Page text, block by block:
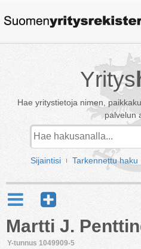
Yritys
Hae yritystietoja nimen,
palvelun
Sijaintisi Tarkennettu haku
Martti J.
Y-tunnus 1049909-5